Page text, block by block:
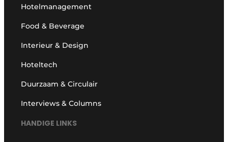
Hotelmanagement
Food & Beverage
Interieur & Design
Hoteltech
Duurzaam & Circulair
Interviews & Columns
HANDIGE LINKS